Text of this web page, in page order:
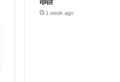
मामलें
1 week ago